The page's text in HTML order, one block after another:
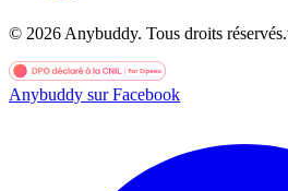
© 2026 Anybuddy. Tous droits réservés.
Anybuddy sur Facebook